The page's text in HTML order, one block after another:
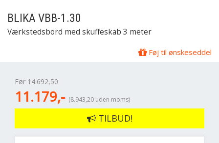
BLIKA VBB-1.30
Værkstedsbord med skuffeskab 3 meter
Føj til ønskeseddel
Før 14.692,50
11.179,- (8.943,20 uden moms)
TILBUD!